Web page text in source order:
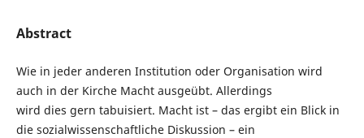
Abstract
Wie in jeder anderen Institution oder Organisation wird
auch in der Kirche Macht ausgeübt. Allerdings
wird dies gern tabuisiert. Macht ist – das ergibt ein Blick in
die sozialwissenschaftliche Diskussion – ein